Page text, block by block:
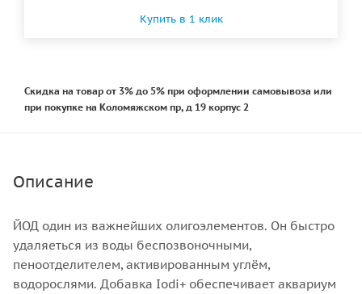
Купить в 1 клик
Скидка на товар от 3% до 5% при оформлении самовывоза или
при покупке на Коломяжском пр, д 19 корпус 2
Описание
ЙОД один из важнейших олигоэлементов. Он быстро
удаляеться из воды беспозвоночными,
пеноотделителем, активированным углём,
водорослями. Добавка Iodi+ обеспечивает аквариум